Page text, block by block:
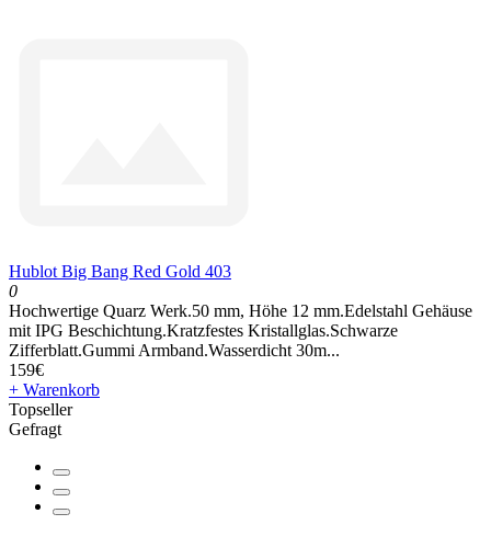
Hublot Big Bang Red Gold 403
0
Hochwertige Quarz Werk.50 mm, Höhe 12 mm.Edelstahl Gehäuse
mit IPG Beschichtung.Kratzfestes Kristallglas.Schwarze
Zifferblatt.Gummi Armband.Wasserdicht 30m...
159€
+ Warenkorb
Topseller
Gefragt